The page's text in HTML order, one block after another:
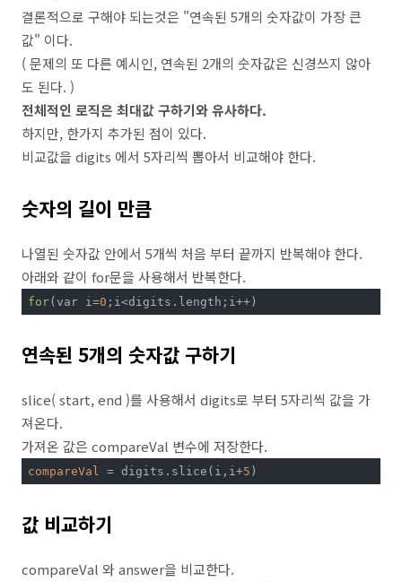
결론적으로 구해야 되는것은 "연속된 5개의 숫자값이 가장 큰
값" 이다.
( 문제의 또 다른 예시인, 연속된 2개의 숫자값은 신경쓰지 않아
도 된다. )
전체적인 로직은 최대값 구하기와 유사하다.
하지만, 한가지 추가된 점이 있다.
비교값을 digits 에서 5자리씩 뽑아서 비교해야 한다.
숫자의 길이 만큼
나열된 숫자값 안에서 5개씩 처음 부터 끝까지 반복해야 한다.
아래와 같이 for문을 사용해서 반복한다.
for(var i=0 ;i<digits.length;i++)
연속된 5개의 숫자값 구하기
slice( start, end )를 사용해서 digits로 부터 5자리씩 값을 가
져온다.
가져온 값은 compareVal 변수에 저장한다.
compareVal = digits.slice(i,i+5 )
값 비교하기
compareVal 와 answer을 비교한다.